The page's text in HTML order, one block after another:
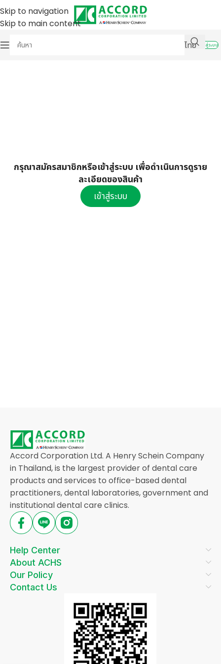
Skip to navigation
Skip to main content
ไทย
เข้าสู่ระบบ
กรุณาสมัครสมาชิกหรือเข้าสู่ระบบ เพื่อดำเนินการดูราย
ละเอียดของสินค้า
เข้าสู่ระบบ
Accord Corporation Ltd. A Henry Schein Company
in Thailand, is the largest provider of dental care
products and services to office-based dental
practitioners, dental laboratories, government and
institutional dental care clinics.
Help Center
About ACHS
Our Policy
Contact Us